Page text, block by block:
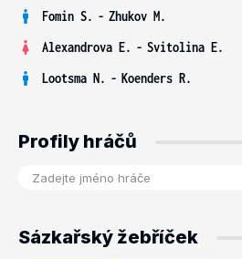
Fomin S. - Zhukov M.
Alexandrova E. - Svitolina E.
Lootsma N. - Koenders R.
Profily hráčů
Sázkařský žebříček